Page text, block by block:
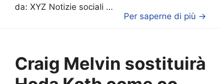
da: XYZ Notizie sociali …
Per saperne di più →
Craig Melvin sostituirà